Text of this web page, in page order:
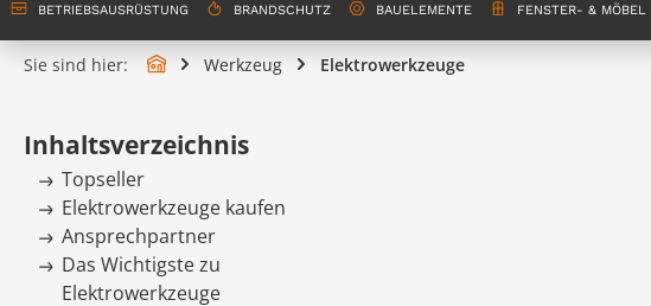
BETRIEBSAUSRÜSTUNG BRANDSCHUTZ BAUELEMENTE FENSTER- & MÖBEL
Sie sind hier: Werkzeug Elektrowerkzeuge
Inhaltsverzeichnis
Topseller
Elektrowerkzeuge kaufen
Ansprechpartner
Das Wichtigste zu
Elektrowerkzeuge